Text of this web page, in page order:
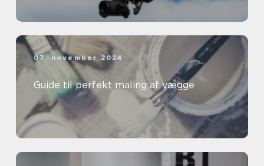
07. november 2024
Guide til perfekt maling af vægge